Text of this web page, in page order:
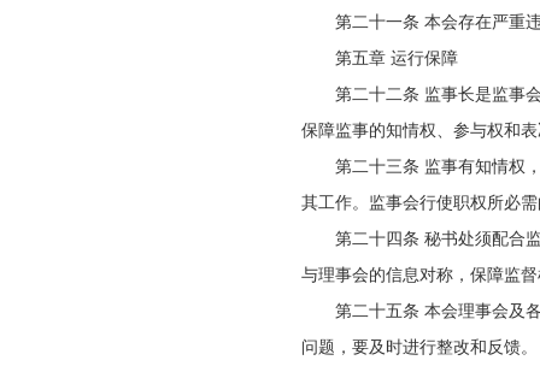
第二十一条 本会存在严重
第五章 运行保障
第二十二条 监事长是监事
保障监事的知情权、参与权和
第二十三条 监事有知情权
其工作。监事会行使职权所必
第二十四条 秘书处须配合
与理事会的信息对称，保障监
第二十五条 本会理事会及
问题，要及时进行整改和反馈。